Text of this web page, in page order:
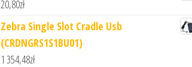
20,80zł
Zebra Single Slot Cradle Usb
(CRDNGRS1S1BU01)
1 354,48zł